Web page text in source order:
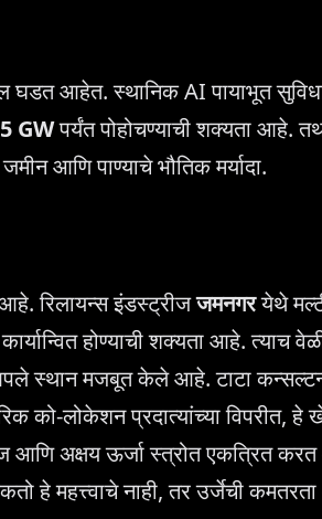
घडत आहेत. स्थानिक AI पायाभूत
5 GWपर्यंत पोहोचण्याची शक्यता आहे.
आणि पाण्याचे भौतिक मर्यादा.
रिलायन्स इंडस्ट्रीजजमनगरयेथे
कार्यान्वित होण्याची शक्यता आहे.
स्थान मजबूत केले आहे. टाटा
को-लोकेशन प्रदात्यांच्या विपरीत, हे
आणि अक्षय ऊर्जा स्त्रोत एकत्रित
हे महत्त्वाचे नाही, तर उर्जेची